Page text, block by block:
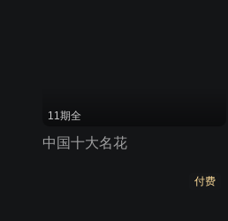
11期全
中国十大名花
付费